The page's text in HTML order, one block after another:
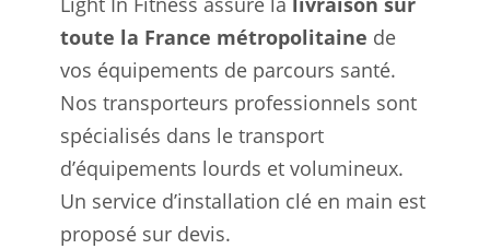
toute la France métropolitaine de
vos équipements de parcours santé.
Nos transporteurs professionnels sont
spécialisés dans le transport
d’équipements lourds et volumineux.
Un service d’installation clé en main est
proposé sur devis.